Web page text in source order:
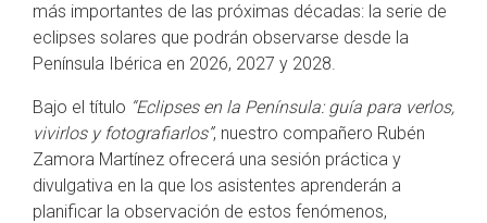
más importantes de las próximas décadas: la serie de
eclipses solares que podrán observarse desde la
Península Ibérica en 2026, 2027 y 2028.
Bajo el título “Eclipses en la Península: guía para verlos,
vivirlos y fotografiarlos”, nuestro compañero Rubén
Zamora Martínez ofrecerá una sesión práctica y
divulgativa en la que los asistentes aprenderán a
planificar la observación de estos fenómenos,